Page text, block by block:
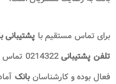
برای تماس مستقیم با پشتیبانی
تلفن پشتیبانی0214322 تماس بگیرند. این خط
فعال بوده و کارشناسانبانک